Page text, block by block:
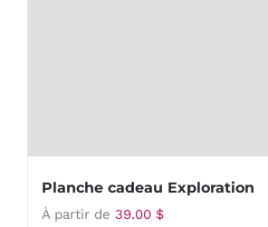
Planche cadeau Exploration
À partir de 39.00 $